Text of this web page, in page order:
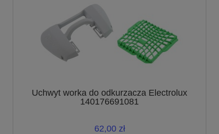
Uchwyt worka do odkurzacza Electrolux
140176691081
62,00 zł